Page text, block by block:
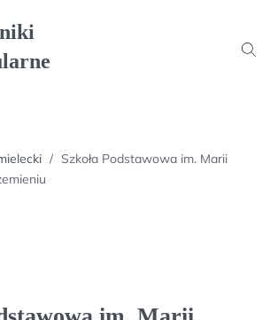
/ Szkoła Podstawowa im. Marii